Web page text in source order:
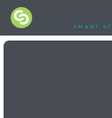
Mike Love